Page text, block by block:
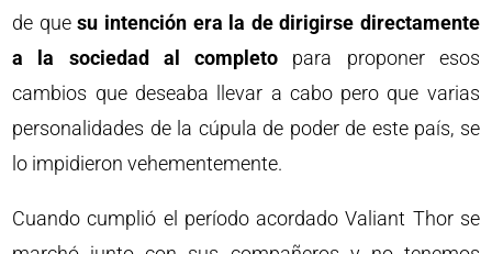
de quesu intención era la de dirigirse directamente
a la sociedad al completo para proponer esos
cambios que deseaba llevar a cabo pero que varias
personalidades de la cúpula de poder de este país, se
lo impidieron vehementemente.
Cuando cumplió el período acordado Valiant Thor se